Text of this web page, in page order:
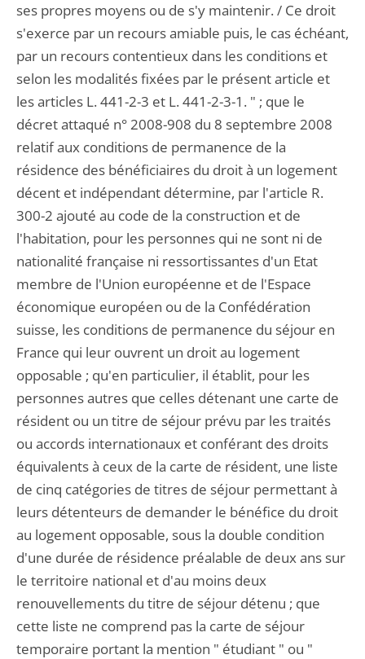
ses propres moyens ou de s'y maintenir. / Ce droit
s'exerce par un recours amiable puis, le cas échéant,
par un recours contentieux dans les conditions et
selon les modalités fixées par le présent article et
les articles L. 441-2-3 et L. 441-2-3-1. " ; que le
décret attaqué n° 2008-908 du 8 septembre 2008
relatif aux conditions de permanence de la
résidence des bénéficiaires du droit à un logement
décent et indépendant détermine, par l'article R.
300-2 ajouté au code de la construction et de
l'habitation, pour les personnes qui ne sont ni de
nationalité française ni ressortissantes d'un Etat
membre de l'Union européenne et de l'Espace
économique européen ou de la Confédération
suisse, les conditions de permanence du séjour en
France qui leur ouvrent un droit au logement
opposable ; qu'en particulier, il établit, pour les
personnes autres que celles détenant une carte de
résident ou un titre de séjour prévu par les traités
ou accords internationaux et conférant des droits
équivalents à ceux de la carte de résident, une liste
de cinq catégories de titres de séjour permettant à
leurs détenteurs de demander le bénéfice du droit
au logement opposable, sous la double condition
d'une durée de résidence préalable de deux ans sur
le territoire national et d'au moins deux
renouvellements du titre de séjour détenu ; que
cette liste ne comprend pas la carte de séjour
temporaire portant la mention " étudiant " ou "